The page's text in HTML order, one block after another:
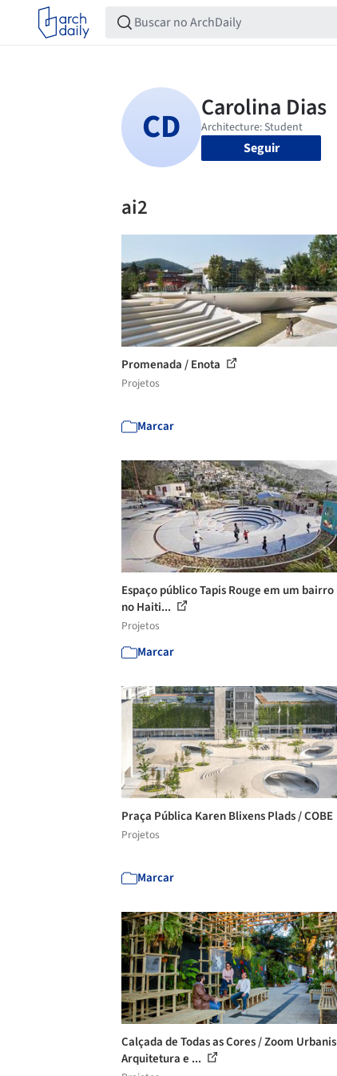
Seguir
ai2
Promenada / Enota
Projetos
Marcar
Espaço público Tapis Rouge em um
no Haiti...
Projetos
Marcar
Praça Pública Karen Blixens Plads / COBE
Projetos
Marcar
Calçada de Todas as Cores / Zoom
Arquitetura e ...